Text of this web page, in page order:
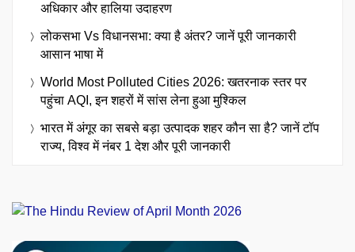
अधिकार और हालिया उदाहरण
लोकसभा Vs विधानसभा: क्या है अंतर? जानें पूरी जानकारी
आसान भाषा में
World Most Polluted Cities 2026: खतरनाक स्तर पर
पहुंचा AQI, इन शहरों में सांस लेना हुआ मुश्किल
भारत में अंगूर का सबसे बड़ा उत्पादक शहर कौन सा है? जानें टॉप
राज्य, विश्व में नंबर 1 देश और पूरी जानकारी